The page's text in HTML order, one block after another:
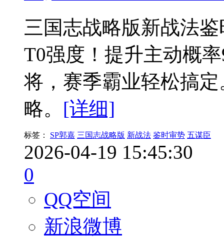
三国志战略版新战法
T0强度！提升主动概
将，赛季霸业轻松搞
略。 [详细]
标签： SP郭嘉 三国志战略版 新战法 鉴时审势 五谋臣
2026-04-19 15:45:30
0
QQ空间
新浪微博